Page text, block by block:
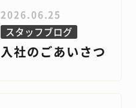
2026.06.25
スタッフブログ
入社のごあいさつ